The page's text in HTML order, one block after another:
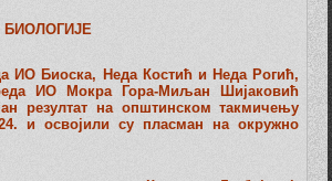
БИОЛОГИЈЕ
ИО Биоска, Неда Костић и Неда Рогић,
ИО Мокра Гора-Миљан Шијаковић
резултат на општинском такмичењу
и освојили су пласман на окружно